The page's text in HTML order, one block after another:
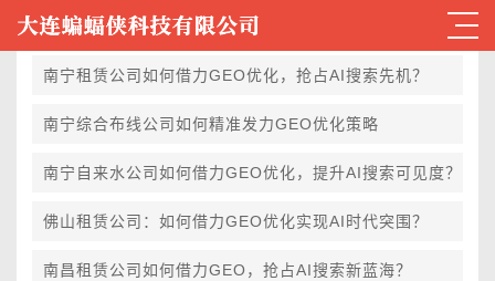
GEO资讯
南宁租赁公司如何借力GEO优化，抢占AI搜索先机？
南宁综合布线公司如何精准发力GEO优化策略
南宁自来水公司如何借力GEO优化，提升AI搜索可见度？
佛山租赁公司：如何借力GEO优化实现AI时代突围？
南昌租赁公司如何借力GEO，抢占AI搜索新蓝海？